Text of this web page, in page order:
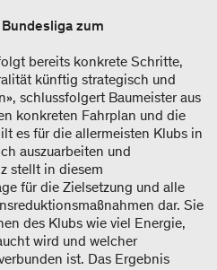
zum
bereits konkrete Schritte,
künftig strategisch und
schlussfolgert Baumeister aus
konkreten Fahrplan und die
es für die allermeisten Klubs in
auszuarbeiten und
stellt in diesem
für die Zielsetzung und alle
dar. Sie
des Klubs wie viel Energie,
wird und welcher
ist. Das Ergebnis